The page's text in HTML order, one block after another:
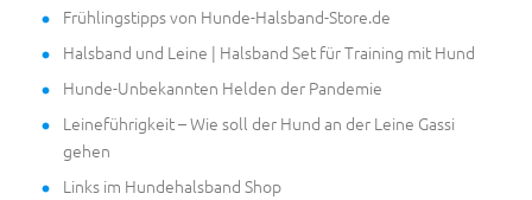
Frühlingstipps von Hunde-Halsband-Store.de
Halsband und Leine | Halsband Set für Training mit Hund
Hunde-Unbekannten Helden der Pandemie
Leineführigkeit – Wie soll der Hund an der Leine Gassi
gehen
Links im Hundehalsband Shop